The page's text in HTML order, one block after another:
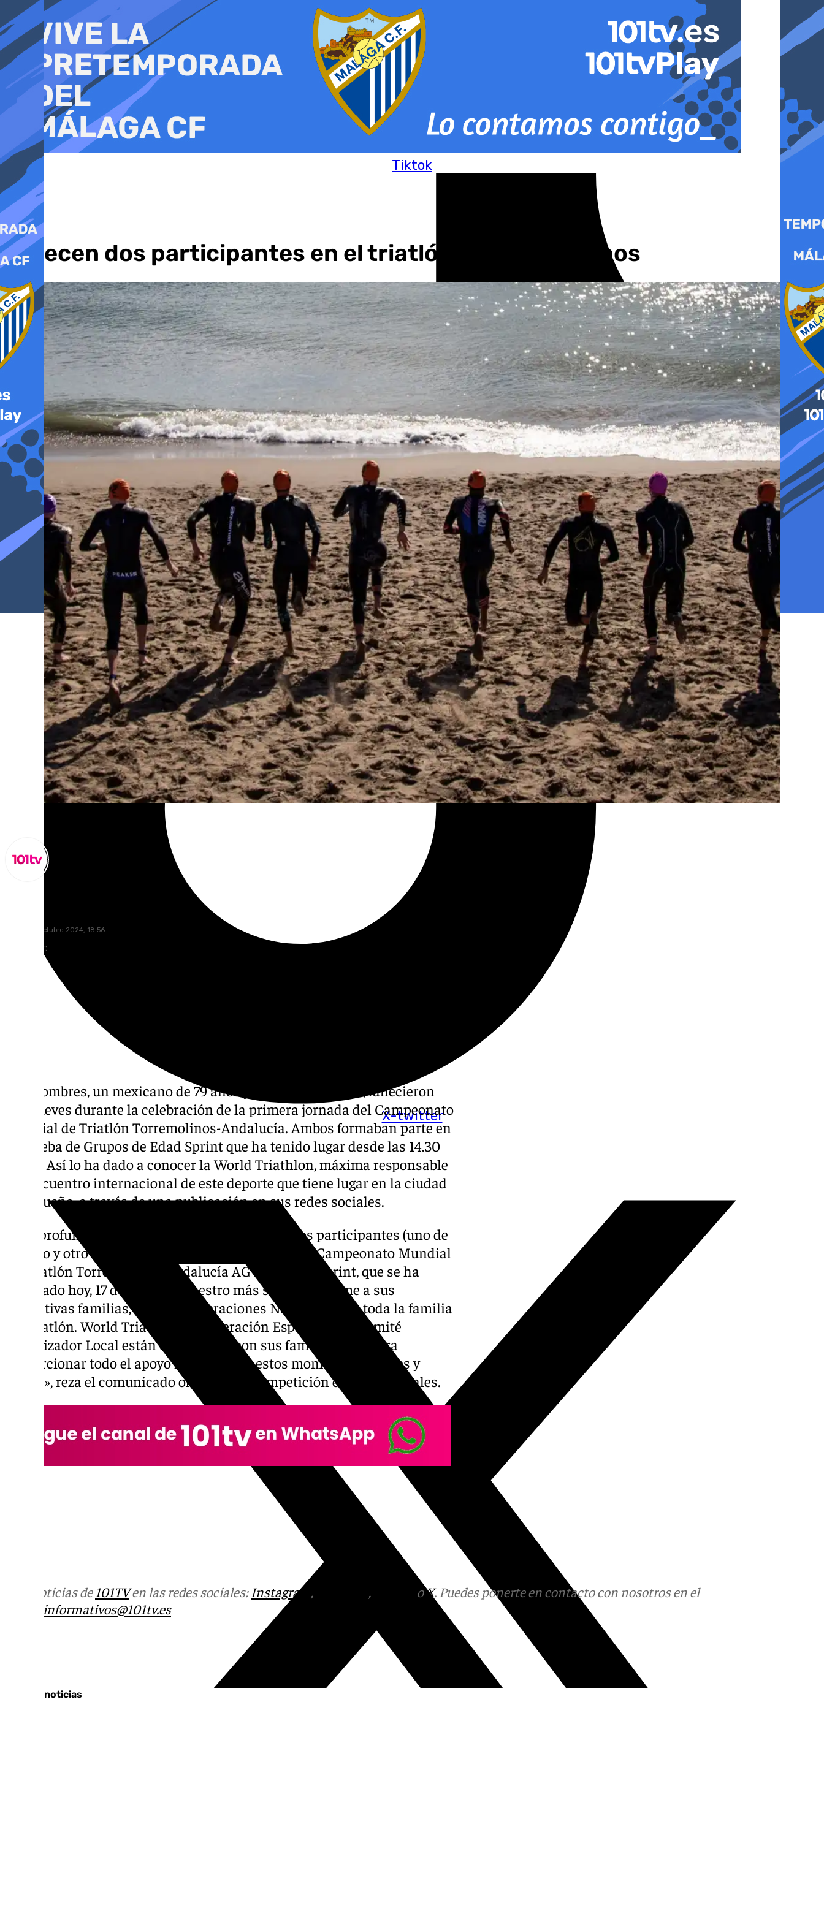
al
contenido
Tiktok
X-twitter
Fallecen dos participantes en el triatlón de Torremolinos
jueves, 17 octubre 2024, 18:56
Compartir:
Dos hombres, un mexicano de 79 años y un británico de 57, fallecieron
este jueves durante la celebración de la primera jornada del Campeonato
Mundial de Triatlón Torremolinos-Andalucía. Ambos formaban parte en
la prueba de Grupos de Edad Sprint que ha tenido lugar desde las 14.30
horas. Así lo ha dado a conocer la World Triathlon, máxima responsable
del encuentro internacional de este deporte que tiene lugar en la ciudad
malagueña, a través de una publicación en sus redes sociales.
«Con profunda tristeza podemos informar que dos participantes (uno de
México y otro de Gran Bretaña) han fallecido en el Campeonato Mundial
de Triatlón Torremolinos-Andalucía AG Distancia Sprint, que se ha
celebrado hoy, 17 de octubre. Nuestro más sentido pésame a sus
respectivas familias, amigos, Federaciones Nacionales y a toda la familia
del triatlón. World Triathlon, la Federación Española y el Comité
Organizador Local están en contacto con sus familias y FN para
proporcionar todo el apoyo necesario en estos momentos difíciles y
tristes», reza el comunicado oficial de la competición en redes sociales.
Más noticias de 101TVen las redes sociales: Instagram , , oX. Puedes ponerte en contacto con nosotros en el
informativos@101tv.es
Últimas noticias